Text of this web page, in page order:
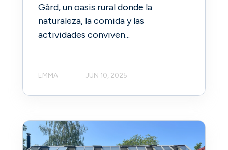
Gård, un oasis rural donde la
naturaleza, la comida y las
actividades conviven...
EMMA JUN 10, 2025